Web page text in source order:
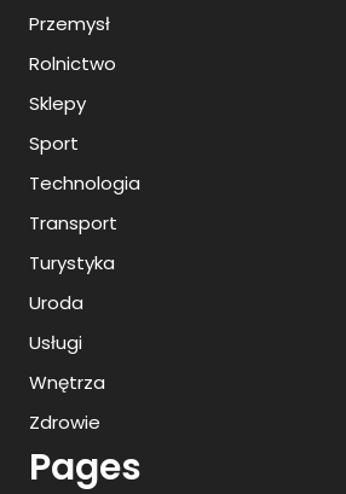
Przemysł
Rolnictwo
Sklepy
Sport
Technologia
Transport
Turystyka
Uroda
Usługi
Wnętrza
Zdrowie
Pages